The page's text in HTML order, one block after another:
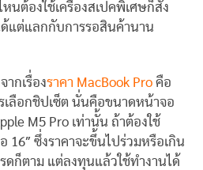
นต้องใช้เครื่องสเปคพิเศษก็สั่ง
ด้แต่แลกกับการรอสินค้านาน
กเรื่องราคา MacBook Pro คือ
เลือกชิปเซ็ต นั่นคือขนาดหน้าจอ
M5 Pro เท่านั้น ถ้าต้องใช้
16″ ซึ่งราคาจะขึ้นไปร่วมหรือเกิน
ดก็ตาม แต่ลงทุนแล้วใช้ทำงานได้